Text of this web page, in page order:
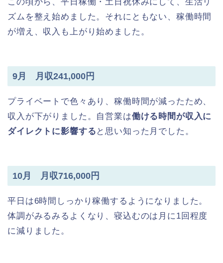
ズムを整え始めました。それにともない、稼働時間
が増え、収入も上がり始めました。
9月 月収241,000円
プライベートで色々あり、稼働時間が減ったため、
収入が下がりました。自営業は働ける時間が収入に
ダイレクトに影響する と思い知った月でした。
10月 月収716,000円
平日は6時間しっかり稼働するようになりました。
体調がみるみるよくなり、寝込むのは月に1回程度
に減りました。